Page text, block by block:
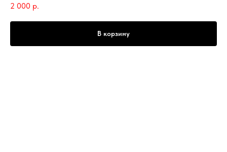
2 000 р.
В корзину